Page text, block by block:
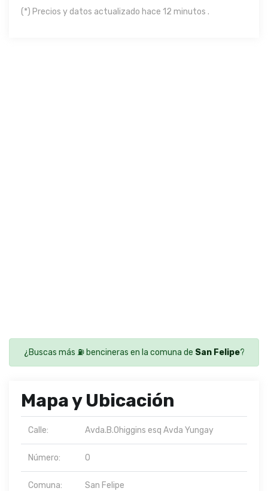
(*) Precios y datos actualizado hace 12 minutos .
¿Buscas más ⛽ bencineras en la comuna de San Felipe?
Mapa y Ubicación
Calle: Avda.B.Ohiggins esq Avda Yungay
Número: 0
Comuna: San Felipe